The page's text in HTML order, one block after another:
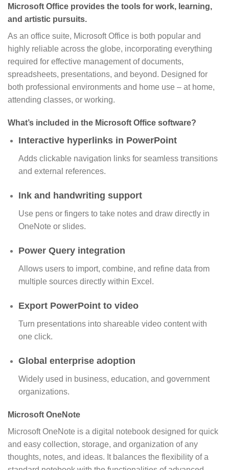
Microsoft Office provides the tools for work, learning,
and artistic pursuits.
As an office suite, Microsoft Office is both popular and
highly reliable across the globe, incorporating everything
required for effective management of documents,
spreadsheets, presentations, and beyond. Designed for
both professional environments and home use – at home,
attending classes, or working.
What’s included in the Microsoft Office software?
Interactive hyperlinks in PowerPoint
Adds clickable navigation links for seamless transitions
and external references.
Ink and handwriting support
Use pens or fingers to take notes and draw directly in
OneNote or slides.
Power Query integration
Allows users to import, combine, and refine data from
multiple sources directly within Excel.
Export PowerPoint to video
Turn presentations into shareable video content with
one click.
Global enterprise adoption
Widely used in business, education, and government
organizations.
Microsoft OneNote
Microsoft OneNote is a digital notebook designed for quick
and easy collection, storage, and organization of any
thoughts, notes, and ideas. It balances the flexibility of a